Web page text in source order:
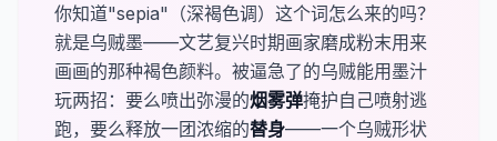
你知道"sepia"（深褐色调）这个词怎么来的吗？
就是乌贼墨——文艺复兴时期画家磨成粉末用来
画画的那种褐色颜料。被逼急了的乌贼能用墨汁
玩两招：要么喷出弥漫的​​烟雾弹掩护自己喷射逃
跑，要么释放一团浓缩的​​替身——一个乌贼形状